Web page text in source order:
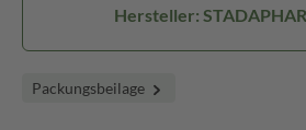
Hersteller:
Packungsbeilage